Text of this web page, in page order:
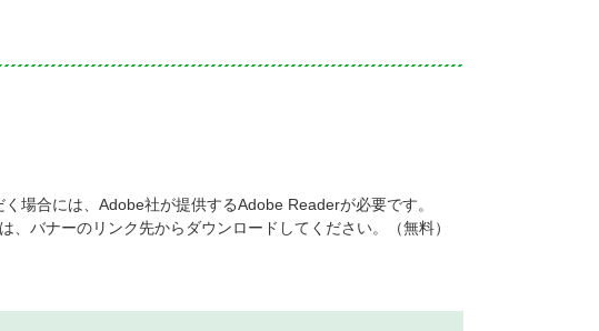
場合には、Adobe社が提供するAdobe Readerが必要です。
、バナーのリンク先からダウンロードしてください。（無料）